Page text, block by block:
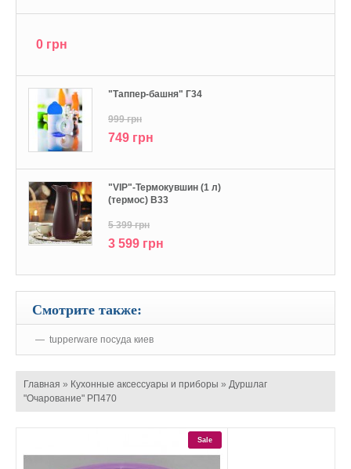
0 грн
"Tаппер-башня" Г34
999 грн
749 грн
"VIP"-Термокувшин (1 л)
(термос) В33
5 399 грн
3 599 грн
Смотрите также:
tupperware посуда киев
Главная » Кухонные аксессуары и приборы » Дуршлаг
"Очарование" РП470
Sale